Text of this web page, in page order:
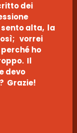
dei
alta, la
vorrei
ho
Il
devo
Grazie!